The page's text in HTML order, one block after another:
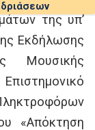
της υπ’
Εκδήλωσης
Μουσικής
«Απόκτηση